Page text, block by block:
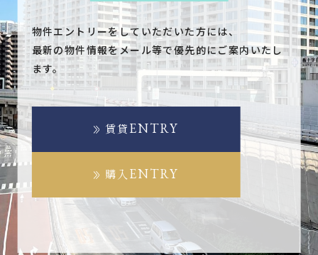
物件エントリーをしていただいた方には、
最新の物件情報をメール等で優先的にご案内いたし
ます。
賃貸 ENTRY
購入 ENTRY